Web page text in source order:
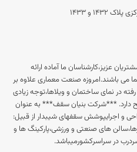
و ۱۴۳۳
عزیز،کارشناسان ما آماده ارائه
می باشند.امروزه صنعت معماری علاوه بر
در نمای ساختمان و ویلاها،توجه زیادی
دارد. ***شرکت بنیان سقف*** به عنوان
و اجرایپوشش سقفهای شیبدار از قبیل:
های صنعتی و ورزشی،پارکینگ ها و
در سراسرکشورمیباشد.